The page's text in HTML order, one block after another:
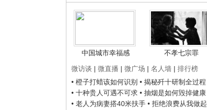
中国城市幸福感
不孝七宗罪
微访谈 | 微直播 | 微广场 | 名人墙 | 排行榜
• 橙子打蜡该如何识别 • 揭秘歼十研制全过程
• 十种贵人可遇不可求 • 抽烟是如何毁掉健康
• 老人为病妻搭40米扶手 • 拒绝浪费从我做起